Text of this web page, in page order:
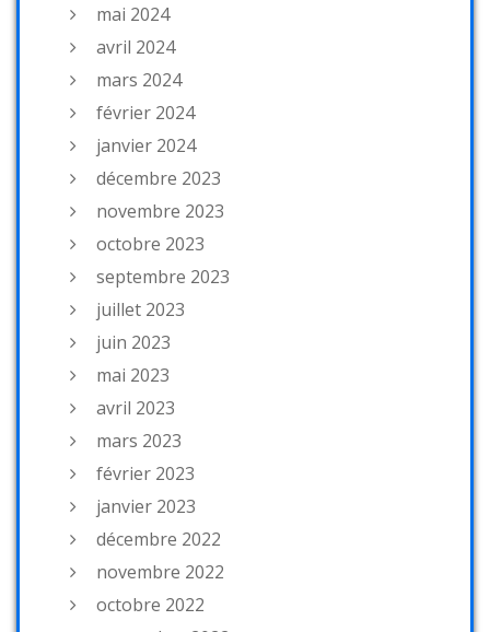
mai 2024
avril 2024
mars 2024
février 2024
janvier 2024
décembre 2023
novembre 2023
octobre 2023
septembre 2023
juillet 2023
juin 2023
mai 2023
avril 2023
mars 2023
février 2023
janvier 2023
décembre 2022
novembre 2022
octobre 2022